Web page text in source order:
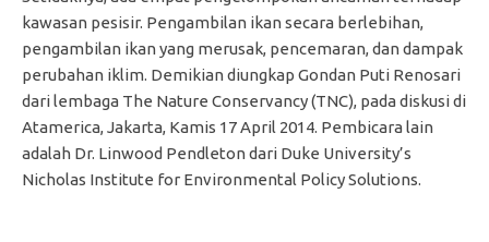
kawasan pesisir. Pengambilan ikan secara berlebihan,
pengambilan ikan yang merusak, pencemaran, dan dampak
perubahan iklim. Demikian diungkap Gondan Puti Renosari
dari lembaga The Nature Conservancy (TNC), pada diskusi di
Atamerica, Jakarta, Kamis 17 April 2014. Pembicara lain
adalah Dr. Linwood Pendleton dari Duke University’s
Nicholas Institute for Environmental Policy Solutions.